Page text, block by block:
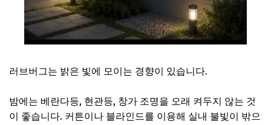
러브버그는 밝은 빛에 모이는 경향이 있습니다.
밤에는 베란다등, 현관등, 창가 조명을 오래 켜두지 않는 것
이 좋습니다. 커튼이나 블라인드를 이용해 실내 불빛이 밖으